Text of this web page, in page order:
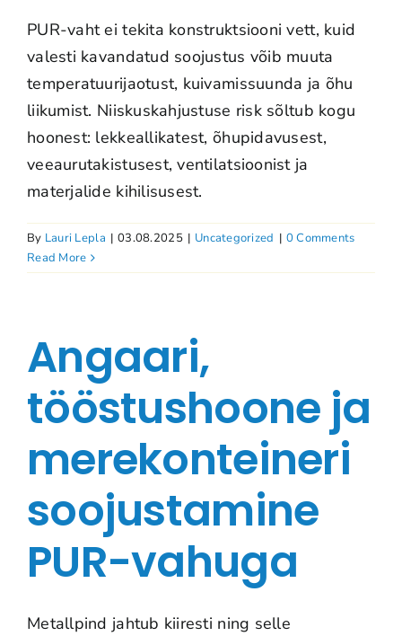
PUR-vaht ei tekita konstruktsiooni vett, kuid
valesti kavandatud soojustus võib muuta
temperatuurijaotust, kuivamissuunda ja õhu
liikumist. Niiskuskahjustuse risk sõltub kogu
hoonest: lekkeallikatest, õhupidavusest,
veeaurutakistusest, ventilatsioonist ja
materjalide kihilisusest.
By Lauri Lepla | 03.08.2025 | Uncategorized | 0 Comments
Read More
Angaari,
tööstushoone ja
merekonteineri
soojustamine
PUR-vahuga
Metallpind jahtub kiiresti ning selle